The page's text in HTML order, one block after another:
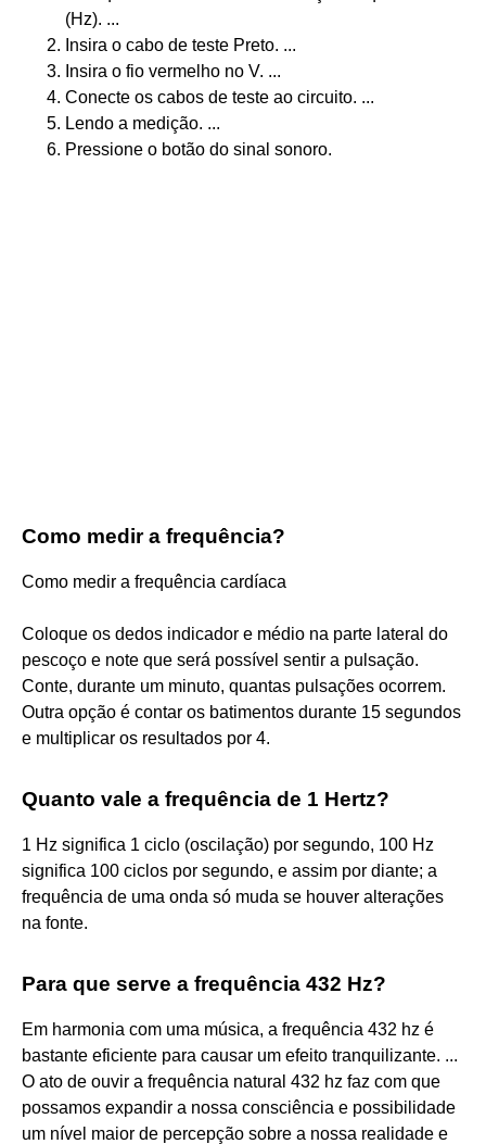
(Hz). ...
Insira o cabo de teste Preto. ...
Insira o fio vermelho no V. ...
Conecte os cabos de teste ao circuito. ...
Lendo a medição. ...
Pressione o botão do sinal sonoro.
Como medir a frequência?
Como medir a frequência cardíaca
Coloque os dedos indicador e médio na parte lateral do
pescoço e note que será possível sentir a pulsação.
Conte, durante um minuto, quantas pulsações ocorrem.
Outra opção é contar os batimentos durante 15 segundos
e multiplicar os resultados por 4.
Quanto vale a frequência de 1 Hertz?
1 Hz significa 1 ciclo (oscilação) por segundo, 100 Hz
significa 100 ciclos por segundo, e assim por diante; a
frequência de uma onda só muda se houver alterações
na fonte.
Para que serve a frequência 432 Hz?
Em harmonia com uma música, a frequência 432 hz é
bastante eficiente para causar um efeito tranquilizante. ...
O ato de ouvir a frequência natural 432 hz faz com que
possamos expandir a nossa consciência e possibilidade
um nível maior de percepção sobre a nossa realidade e